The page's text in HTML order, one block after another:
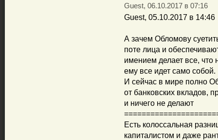
Guest, 06.10.2017 в 07:16
Guest, 05.10.2017 в 14:46
А зачем Обломову
поте лица и
имением делает все, что
ему все идет само собой.
И сейчас в мире полно
от банковских вкладов,
и ничего не делают
Есть колоссальная
капиталистом и даже